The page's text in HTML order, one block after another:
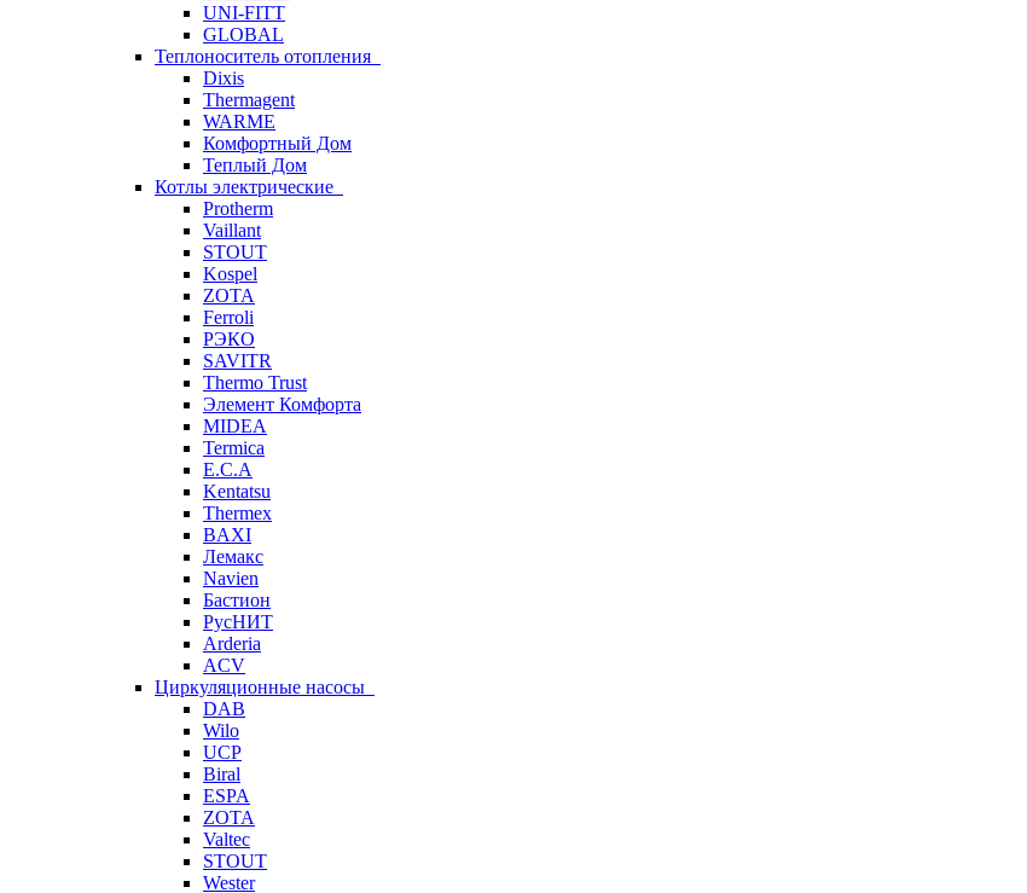
UNI-FITT
GLOBAL
Теплоноситель отопления
Dixis
Thermagent
WARME
Комфортный Дом
Теплый Дом
Котлы электрические
Protherm
Vaillant
STOUT
Kospel
ZOTA
Ferroli
РЭКО
SAVITR
Thermo Trust
Элемент Комфорта
MIDEA
Termica
E.C.A
Kentatsu
Thermex
BAXI
Лемакс
Navien
Бастион
РусНИТ
Arderia
ACV
Циркуляционные насосы
DAB
Wilo
UCP
Biral
ESPA
ZOTA
Valtec
STOUT
Wester